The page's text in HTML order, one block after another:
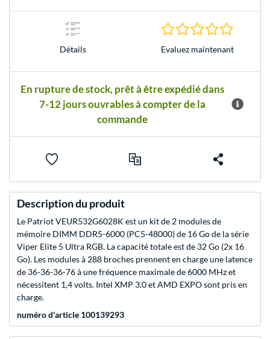
Détails Evaluez maintenant
En rupture de stock, prêt à être expédié dans
7-12 jours ouvrables à compter de la
commande
Description du produit
Le Patriot VEUR532G6028K est un kit de 2 modules de
mémoire DIMM DDR5-6000 (PC5-48000) de 16 Go de la série
Viper Elite 5 Ultra RGB. La capacité totale est de 32 Go (2x 16
Go). Les modules à 288 broches prennent en charge une latence
de 36-36-36-76 à une fréquence maximale de 6000 MHz et
nécessitent 1,4 volts. Intel XMP 3.0 et AMD EXPO sont pris en
charge.
numéro d'article 100139293